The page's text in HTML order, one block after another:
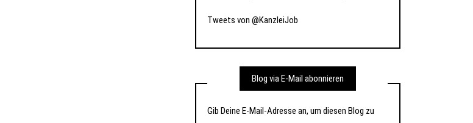
Tweets von @KanzleiJob
Blog via E-Mail abonnieren
Gib Deine E-Mail-Adresse an, um diesen Blog zu